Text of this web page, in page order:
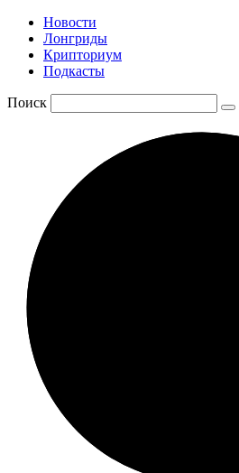
Новости
Лонгриды
Крипториум
Подкасты
Поиск